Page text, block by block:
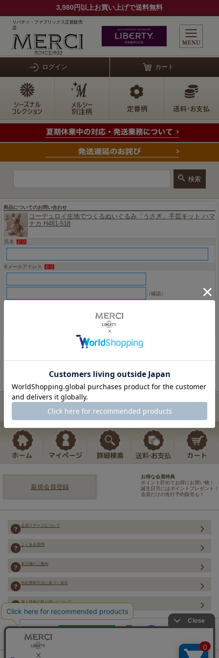
3,980円以上お買い上げで送料無料
リバティ・ファブリックス正規販売
店
ログイン カート
商品についてのお問い合わせ
コーデュロイ生地でつくるぬいぐるみ「うさぎ」手芸キット ハマ
ナカ H481-518
氏名 必須
Eメールアドレス 必須
（確認）
新規会員登録
お得な会員特典
ポイント貯めてお得にお買い物！
誕生日月にはポイントプレゼント！
会員だけの先行予約販売も！
会員ステージについて
よくある質問
実店舗のご案内
特定商取引法に基づく表示
個人情報の取り扱いについて